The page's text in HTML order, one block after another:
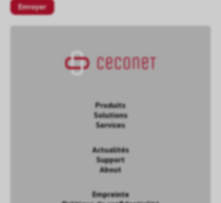
Produits
Solutions
Services
Actualités
Support
About
Empreinte